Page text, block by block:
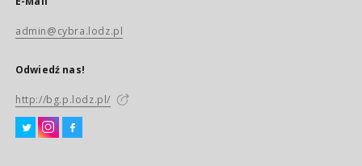
admin@cybra.lodz.pl
Odwiedź nas!
http://bg.p.lodz.pl/